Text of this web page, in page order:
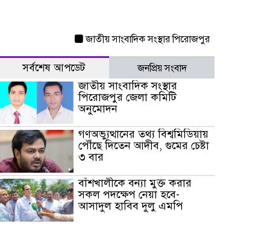
জাতীয় সাংবাদিক সংস্থার পিরোজপুর জেলা কমিটি অনুমোদন
সর্বশেষ আপডেট জনপ্রিয় সংবাদ
জাতীয় সাংবাদিক সংস্থার
পিরোজপুর জেলা কমিটি
অনুমোদন
গণঅভ্যুত্থানের তথ্য বিশ্বমিডিয়ায়
পৌঁছে দিতেন আদীব, গুমের চেষ্টা
৩ বার
বাঁশখালীকে বন্যা মুক্ত করার
সকল পদক্ষেপ নেয়া হবে-
আসাদুল হাবিব দুলু এমপি